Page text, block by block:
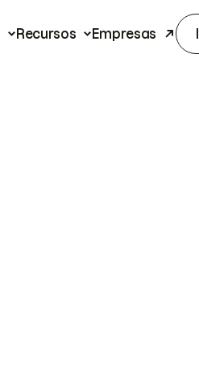
Recursos Empresas